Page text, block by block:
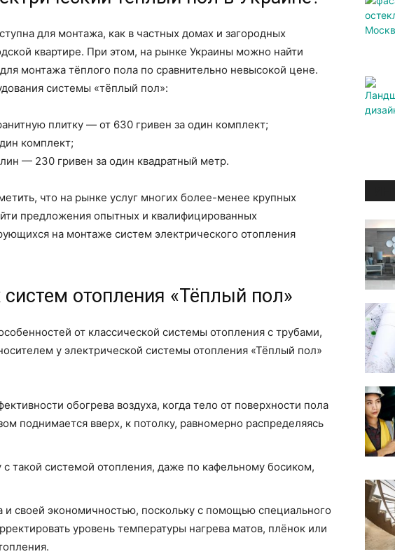
для монтажа, как в частных домах и загородных
квартире. При этом, на рынке Украины можно найти
монтажа тёплого пола по сравнительно невысокой цене.
системы «тёплый пол»:
плитку — от 630 гривен за один комплект;
комплект;
— 230 гривен за один квадратный метр.
что на рынке услуг многих более-менее крупных
предложения опытных и квалифицированных
на монтаже систем электрического отопления
отопления «Тёплый пол»
от классической системы отопления с трубами,
у электрической системы отопления «Тёплый пол»
обогрева воздуха, когда тело от поверхности пола
поднимается вверх, к потолку, равномерно распределяясь
с такой системой отопления, даже по кафельному босиком,
и своей экономичностью, поскольку с помощью специального
уровень температуры нагрева матов, плёнок или